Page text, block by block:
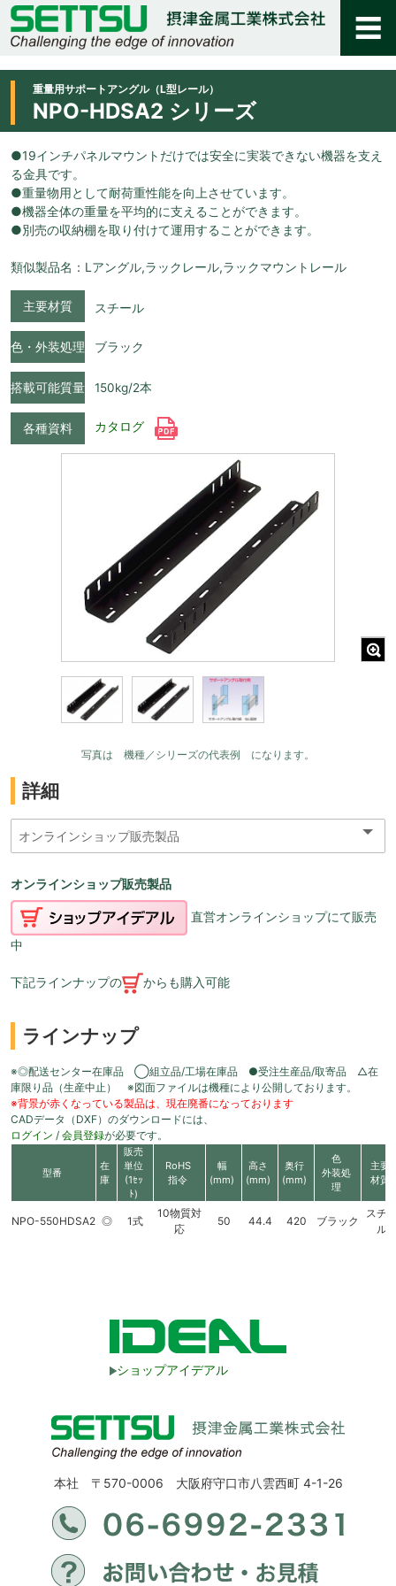
重量用サポートアングル（L型レール）
NPO-HDSA2 シリーズ
●19インチパネルマウントだけでは安全に実装できない機器を支え
る金具です。
●重量物用として耐荷重性能を向上させています。
●機器全体の重量を平均的に支えることができます。
●別売の収納棚を取り付けて運用することができます。
類似製品名：Lアングル,ラックレール,ラックマウントレール
主要材質 スチール
色・外装処理 ブラック
搭載可能質量 150kg/2本
各種資料 カタログ
写真は 機種／シリーズの代表例 になります。
詳細
オンラインショップ販売製品
直営オンラインショップにて販売
中
下記ラインナップの からも購入可能
ラインナップ
※◎配送センター在庫品 ◯組立品/工場在庫品 ●受注生産品/取寄品 △在
庫限り品（生産中止） ※図面ファイルは機種により公開しております。
※背景が赤くなっている製品は、現在廃番になっております
CADデータ（DXF）のダウンロードには、
ログイン / 会員登録が必要です。
型番
在
庫
販売
単位
(1ｾｯ
ﾄ)
RoHS
指令
幅
(mm)
高さ
(mm)
奥行
(mm)
色
外装処
理
主要
材質
NPO-550HDSA2 ◎ 1式
10物質対
応
50 44.4 420 ブラック
スチ
ル
ショップアイデアル
本社 〒570-0006 大阪府守口市八雲西町 4-1-26